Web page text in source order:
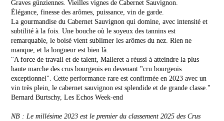
Blanc
de
Noir
de
Malleret
VINS
ROSÉS
Rose
de
ÉVÉNEMENTS
AU
CHÂTEAU
LA
PRESSE
NEWSLETTER
Graves günziennes. Vieilles vignes de Cabernet Sauvignon.
Élégance, finesse des arômes, puissance, vin de garde.
La gourmandise du Cabernet Sauvignon qui domine, avec intensité et
subtilité à la fois. Une bouche où le soyeux des tannins est
remarquable, le boisé vient sublimer les arômes du nez. Rien ne
manque, et la longueur est bien là.
"A force de travail et de talent, Malleret a réussi à atteindre la plus
haute marche des crus bourgeois en devenant "cru bourgeois
exceptionnel". Cette performance rare est confirmée en 2023 avec un
vin très plein, le cabernet sauvignon est splendide et de grande classe."
Bernard Burtschy, Les Echos Week-end
NB : Le millésime 2023 est le premier du classement 2025 des Crus